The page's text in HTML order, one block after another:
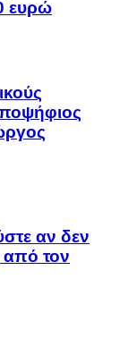
ευρώ
αν δεν
από τον